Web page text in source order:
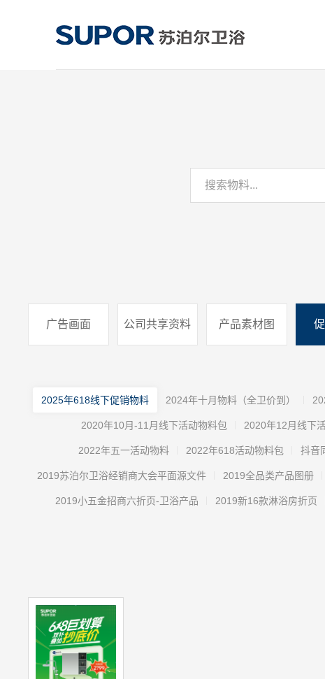
广告画面 公司共享资料 产品素材图
2025年618线下促销物料 2024年十月物料（全卫价到）
2020年10月-11月线下活动物料包 2020年12月线下
2022年五一活动物料 2022年618活动物料包 抖音
2019苏泊尔卫浴经销商大会平面源文件 2019全品类产品图册
2019小五金招商六折页-卫浴产品 2019新16款淋浴房折页